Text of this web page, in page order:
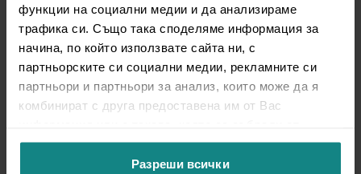
функции на социални медии и да анализираме
трафика си. Също така споделяме информация за
начина, по който използвате сайта ни, с
партньорските си социални медии, рекламните си
партньори и партньори за анализ, които може да я
комбинират с друга предоставена им от Вас
ползването от Ваша страна на услугите им.
Разреши всички